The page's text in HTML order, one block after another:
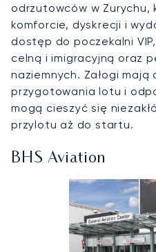
odrzutowców w Zurychu,
komforcie, dyskrecji i
dostęp do poczekalni
celną i imigracyjną oraz
naziemnych. Załogi
przygotowania lotu i
mogą cieszyć się
przylotu aż do startu.
BHS Aviation